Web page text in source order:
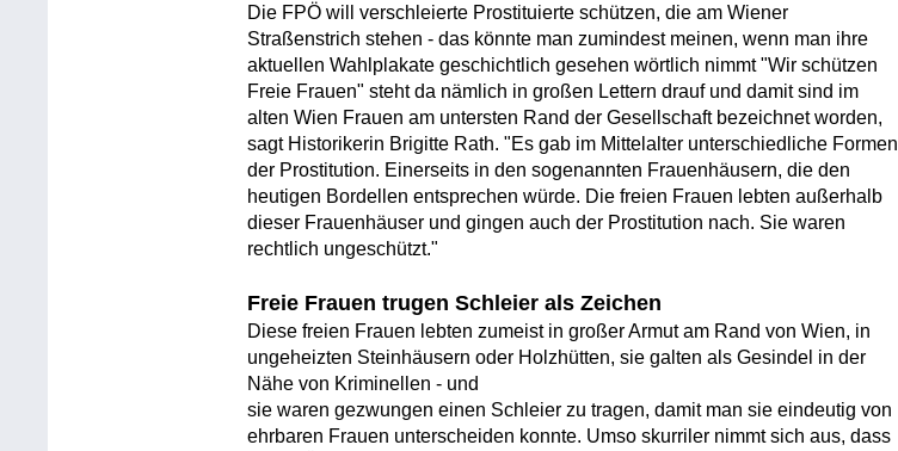
Die FPÖ will verschleierte Prostituierte schützen, die am Wiener
Straßenstrich stehen - das könnte man zumindest meinen, wenn man ihre
aktuellen Wahlplakate geschichtlich gesehen wörtlich nimmt "Wir schützen
Freie Frauen" steht da nämlich in großen Lettern drauf und damit sind im
alten Wien Frauen am untersten Rand der Gesellschaft bezeichnet worden,
sagt Historikerin Brigitte Rath. "Es gab im Mittelalter unterschiedliche Formen
der Prostitution. Einerseits in den sogenannten Frauenhäusern, die den
heutigen Bordellen entsprechen würde. Die freien Frauen lebten außerhalb
dieser Frauenhäuser und gingen auch der Prostitution nach. Sie waren
rechtlich ungeschützt."
Freie Frauen trugen Schleier als Zeichen
Diese freien Frauen lebten zumeist in großer Armut am Rand von Wien, in
ungeheizten Steinhäusern oder Holzhütten, sie galten als Gesindel in der
Nähe von Kriminellen - und
sie waren gezwungen einen Schleier zu tragen, damit man sie eindeutig von
ehrbaren Frauen unterscheiden konnte. Umso skurriler nimmt sich aus, dass